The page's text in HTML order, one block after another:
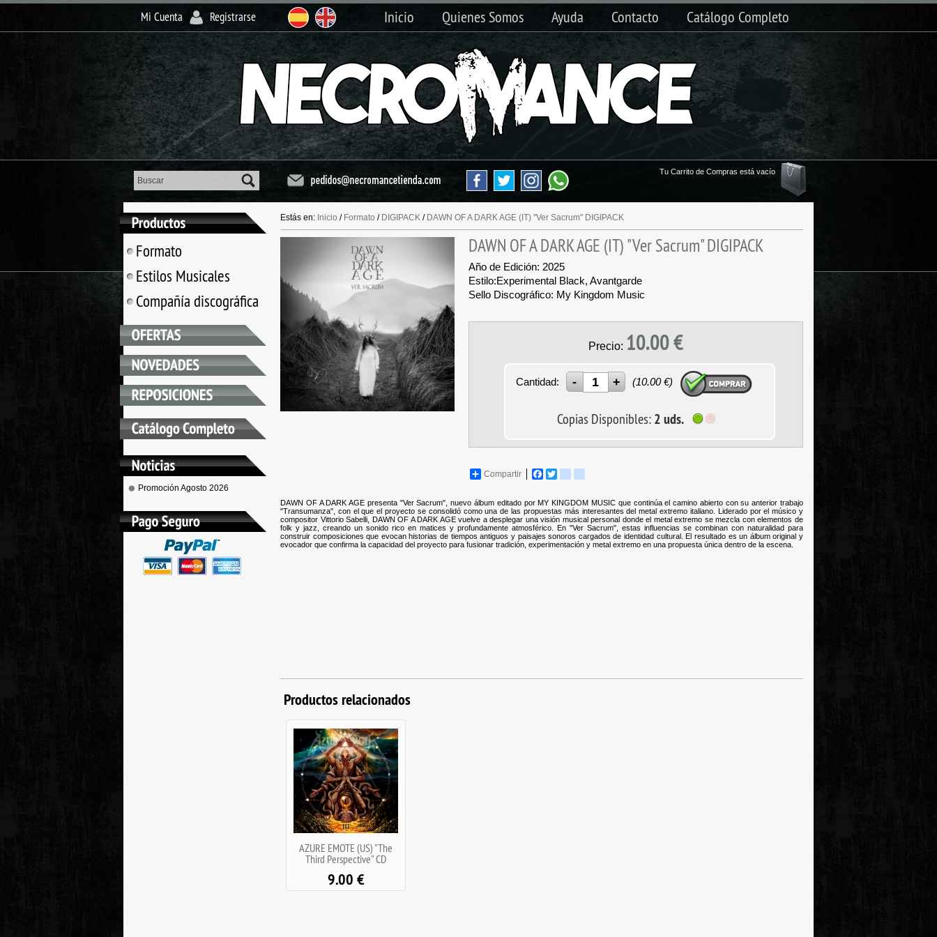
Mi Cuenta Registrarse Inicio Quienes Somos Ayuda Contacto Catálogo Completo
Tu Carrito de Compras está vacío
Formato
Estilos Musicales
Compañía discográfica
Promoción Agosto 2026
Estás en: Inicio / Formato / DIGIPACK / DAWN OF A DARK AGE (IT) "Ver Sacrum" DIGIPACK
Clic para Ampliar
DAWN OF A DARK AGE (IT) "Ver Sacrum" DIGIPACK
Año de Edición: 2025
Estilo:Experimental Black, Avantgarde
Sello Discográfico: My Kingdom Music
Precio: 10.00€
Cantidad: (10.00€)
Copias Disponibles: 2 uds.
Compartir Facebook
DAWN OF A DARK AGE presenta "Ver Sacrum", nuevo álbum editado por MY KINGDOM MUSIC que continúa el camino abierto con su anterior trabajo
"Transumanza", con el que el proyecto se consolidó como una de las propuestas más interesantes del metal extremo italiano. Liderado por el músico y
compositor Vittorio Sabelli, DAWN OF A DARK AGE vuelve a desplegar una visión musical personal donde el metal extremo se mezcla con elementos de
folk y jazz, creando un sonido rico en matices y profundamente atmosférico. En "Ver Sacrum", estas influencias se combinan con naturalidad para
construir composiciones que evocan historias de tiempos antiguos y paisajes sonoros cargados de identidad cultural. El resultado es un álbum original y
evocador que confirma la capacidad del proyecto para fusionar tradición, experimentación y metal extremo en una propuesta única dentro de la escena.
Productos relacionados
AZURE EMOTE (US) "The
Third Perspective" CD
9.00 €